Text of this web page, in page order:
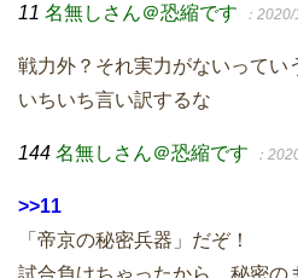
11 名無しさん＠恐縮です ：
戦力外？それ実力がないってい
いちいち言い訳するな
144 名無しさん＠恐縮です ：
>>11
「帝京の秘密兵器」だぞ！